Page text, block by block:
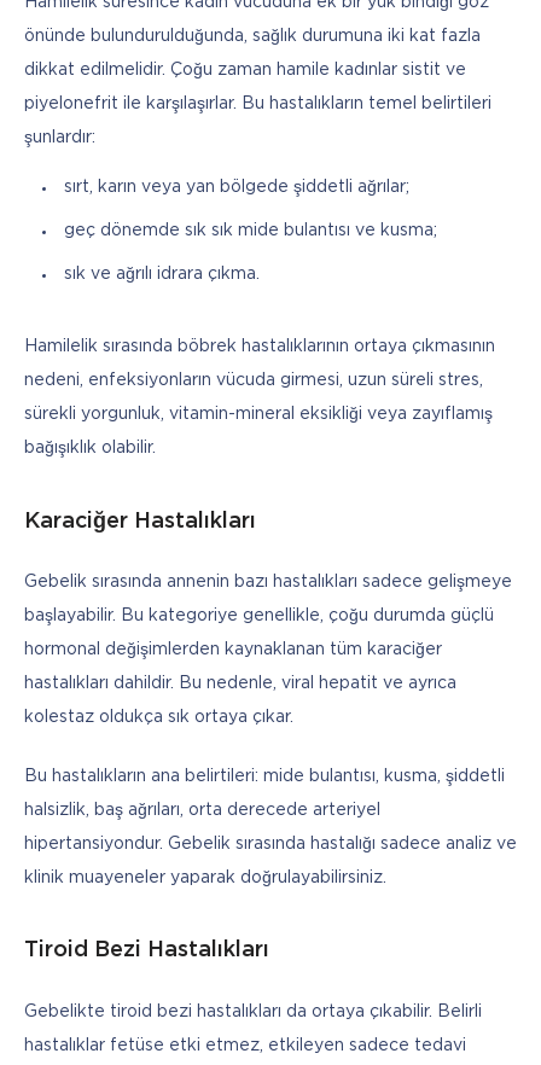
önünde bulundurulduğunda, sağlık durumuna iki kat fazla
dikkat edilmelidir. Çoğu zaman hamile kadınlar sistit ve
piyelonefrit ile karşılaşırlar. Bu hastalıkların temel belirtileri
şunlardır:
sırt, karın veya yan bölgede şiddetli ağrılar;
geç dönemde sık sık mide bulantısı ve kusma;
sık ve ağrılı idrara çıkma.
Hamilelik sırasında böbrek hastalıklarının ortaya çıkmasının
nedeni, enfeksiyonların vücuda girmesi, uzun süreli stres,
sürekli yorgunluk, vitamin-mineral eksikliği veya zayıflamış
bağışıklık olabilir.
Karaciğer Hastalıkları
Gebelik sırasında annenin bazı hastalıkları sadece gelişmeye
başlayabilir. Bu kategoriye genellikle, çoğu durumda güçlü
hormonal değişimlerden kaynaklanan tüm karaciğer
hastalıkları dahildir. Bu nedenle, viral hepatit ve ayrıca
kolestaz oldukça sık ortaya çıkar.
Bu hastalıkların ana belirtileri: mide bulantısı, kusma, şiddetli
halsizlik, baş ağrıları, orta derecede arteriyel
hipertansiyondur. Gebelik sırasında hastalığı sadece analiz ve
klinik muayeneler yaparak doğrulayabilirsiniz.
Tiroid Bezi Hastalıkları
Gebelikte tiroid bezi hastalıkları da ortaya çıkabilir. Belirli
hastalıklar fetüse etki etmez, etkileyen sadece tedavi